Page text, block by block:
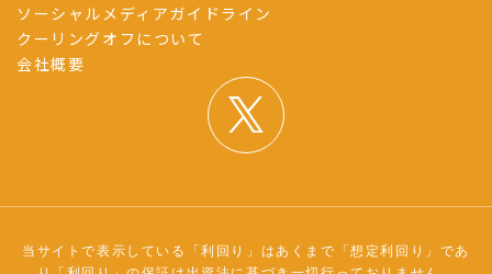
ソーシャルメディアガイドライン
クーリングオフについて
会社概要
当サイトで表示している「利回り」はあくまで「想定利回り」であ